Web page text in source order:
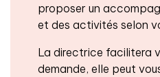
proposer un
et des activités selon
La directrice facilitera
demande, elle peut